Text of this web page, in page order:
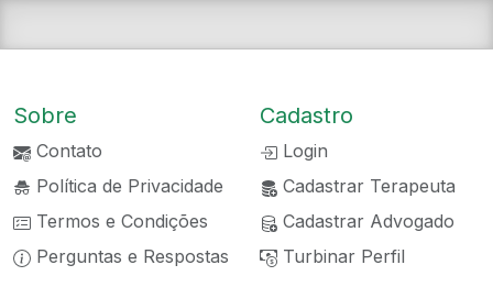
Sobre
Contato
Política de Privacidade
Termos e Condições
Perguntas e Respostas
Cadastro
Login
Cadastrar Terapeuta
Cadastrar Advogado
Turbinar Perfil